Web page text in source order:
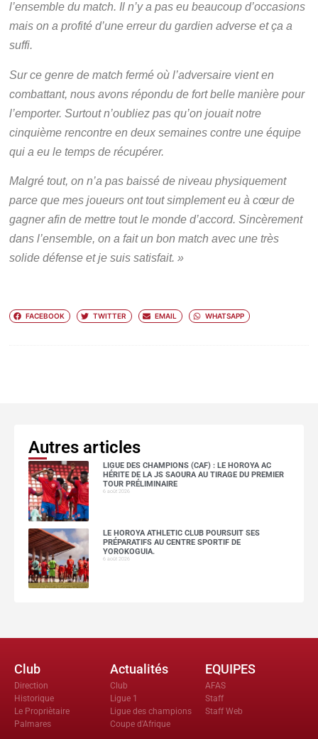
l’ensemble du match. Il n’y a pas eu beaucoup d’occasions
mais on a profité d’une erreur du gardien adverse et ça a
suffi.
Sur ce genre de match fermé où l’adversaire vient en
combattant, nous avons répondu de fort belle manière pour
l’emporter. Surtout n’oubliez pas qu’on jouait notre
cinquième rencontre en deux semaines contre une équipe
qui a eu le temps de récupérer.
Malgré tout, on n’a pas baissé de niveau physiquement
parce que mes joueurs ont tout simplement eu à cœur de
gagner afin de mettre tout le monde d’accord. Sincèrement
dans l’ensemble, on a fait un bon match avec une très
solide défense et je suis satisfait. »
FACEBOOK TWITTER EMAIL WHATSAPP
Autres articles
LIGUE DES CHAMPIONS (CAF) : LE HOROYA AC
HÉRITE DE LA JS SAOURA AU TIRAGE DU PREMIER
TOUR PRÉLIMINAIRE
6 août 2026
LE HOROYA ATHLETIC CLUB POURSUIT SES
PRÉPARATIFS AU CENTRE SPORTIF DE
YOROKOGUIA.
6 août 2026
Club
Direction
Historique
Le Propriètaire
Palmares
Actualités
Club
Ligue 1
Ligue des champions
Coupe d'Afrique
EQUIPES
AFAS
Staff
Staff Web